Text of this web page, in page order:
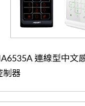
連線型中文
制器